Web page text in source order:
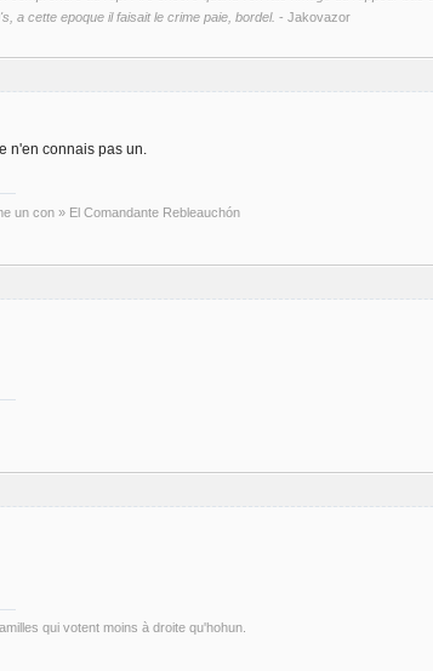
a cette epoque il faisait le crime paie, bordel. - Jakovazor
n'en connais pas un.
un con » El Comandante Rebleauchón
qui votent moins à droite qu'hohun.